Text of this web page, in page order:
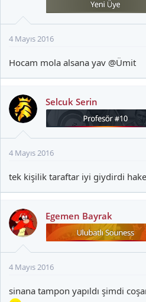
4 Mayıs 2016
Hocam mola alsana yav @Ümit
Selcuk Serin
4 Mayıs 2016
tek kişilik taraftar iyi giydirdi
Egemen Bayrak
4 Mayıs 2016
sinana tampon yapıldı şimdi